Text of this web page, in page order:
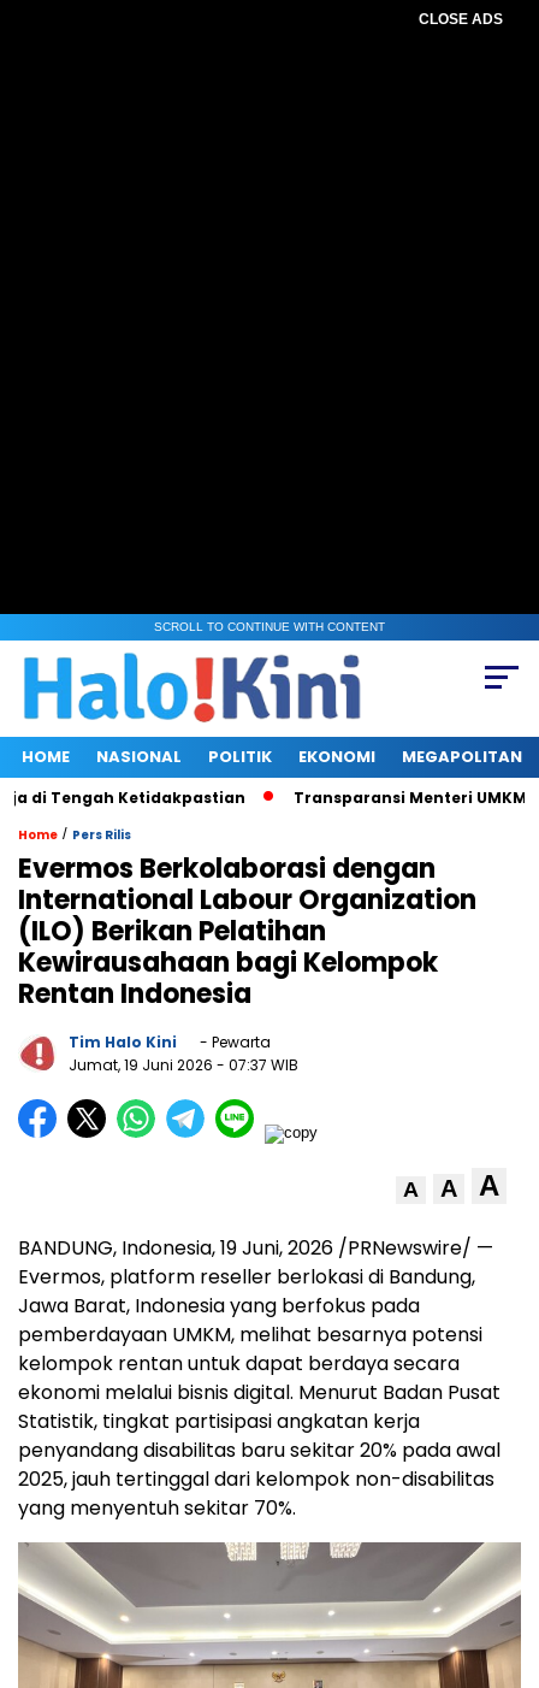
CLOSE ADS
SCROLL TO CONTINUE WITH CONTENT
HOME NASIONAL POLITIK EKONOMI MEGAPOLITAN
Tengah Ketidakpastian Transparansi Menteri UMKM
Home / Pers Rilis
Evermos Berkolaborasi dengan
International Labour Organization
(ILO) Berikan Pelatihan
Kewirausahaan bagi Kelompok
Rentan Indonesia
Tim Halo Kini
- Pewarta
Jumat, 19 Juni 2026 - 07:37 WIB
A A A
BANDUNG, Indonesia,19 Juni, 2026 /PRNewswire/ —
Evermos, platform reseller berlokasi di Bandung,
Jawa Barat, Indonesia yang berfokus pada
pemberdayaan UMKM, melihat besarnya potensi
kelompok rentan untuk dapat berdaya secara
ekonomi melalui bisnis digital. Menurut Badan Pusat
Statistik, tingkat partisipasi angkatan kerja
penyandang disabilitas baru sekitar 20% pada awal
2025, jauh tertinggal dari kelompok non-disabilitas
yang menyentuh sekitar 70%.